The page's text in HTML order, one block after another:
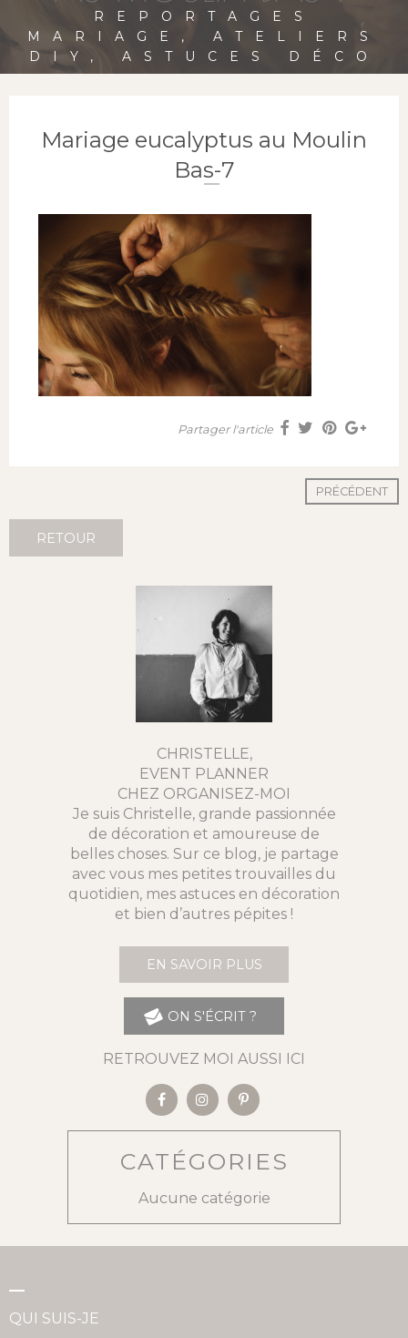
REPORTAGES
MARIAGE, ATELIERS
DIY, ASTUCES DÉCO
Mariage eucalyptus au Moulin
Bas-7
Partager l'article
PRÉCÉDENT
RETOUR
CHRISTELLE,
EVENT PLANNER
CHEZ ORGANISEZ-MOI
Je suis Christelle, grande passionnée
de décoration et amoureuse de
belles choses. Sur ce blog, je partage
avec vous mes petites trouvailles du
quotidien, mes astuces en décoration
et bien d’autres pépites !
EN SAVOIR PLUS
ON S'ÉCRIT ?
RETROUVEZ MOI AUSSI ICI
CATÉGORIES
Aucune catégorie
QUI SUIS-JE